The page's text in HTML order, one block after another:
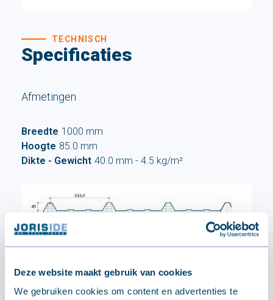
Deze website maakt gebruik van cookies
We gebruiken cookies om content en advertenties te
Specificaties
TECHNISCH
Afmetingen
Breedte 1000 mm
Hoogte 85.0 mm
Dikte - Gewicht 40.0 mm - 4.5 kg/m²
Eigenschappen